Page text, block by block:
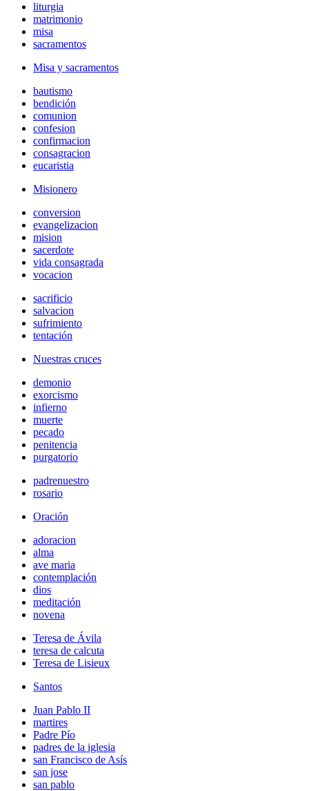
liturgia
matrimonio
misa
sacramentos
Misa y sacramentos
bautismo
bendición
comunion
confesion
confirmacion
consagracion
eucaristia
Misionero
conversion
evangelizacion
mision
sacerdote
vida consagrada
vocacion
sacrificio
salvacion
sufrimiento
tentación
Nuestras cruces
demonio
exorcismo
infierno
muerte
pecado
penitencia
purgatorio
padrenuestro
rosario
Oración
adoracion
alma
ave maria
contemplación
dios
meditación
novena
Teresa de Ávila
teresa de calcuta
Teresa de Lisieux
Santos
Juan Pablo II
martires
Padre Pío
padres de la iglesia
san Francisco de Asís
san jose
san pablo